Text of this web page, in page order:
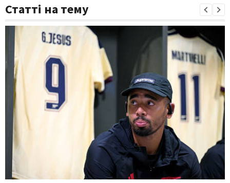
Статті на тему